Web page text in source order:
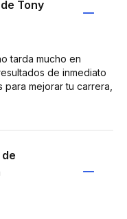
Tony
tarda mucho en
de inmediato
mejorar tu carrera,